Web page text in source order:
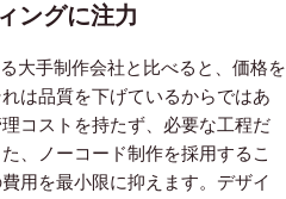
ングに注力
大手制作会社と比べると、価格を
れは品質を下げているからではあ
コストを持たず、必要な工程だ
た、ノーコード制作を採用するこ
用を最小限に抑えます。デザイ